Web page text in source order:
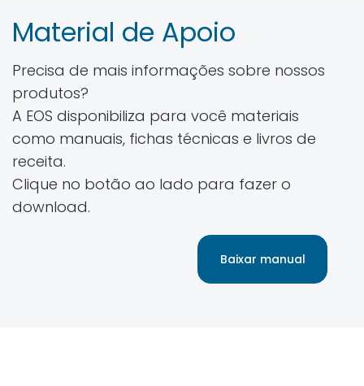
Material de Apoio
Precisa de mais informações sobre nossos
produtos?
A EOS disponibiliza para você materiais
como manuais, fichas técnicas e livros de
receita.
Clique no botão ao lado para fazer o
download.
Baixar manual